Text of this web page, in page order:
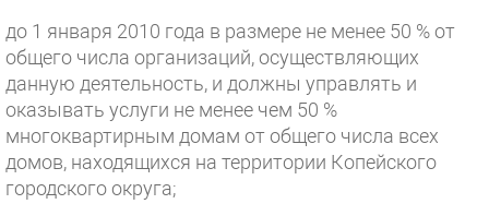
до 1 января 2010 года в размере не менее 50 % от
общего числа организаций, осуществляющих
данную деятельность, и должны управлять и
оказывать услуги не менее чем 50 %
многоквартирным домам от общего числа всех
домов, находящихся на территории Копейского
городского округа;